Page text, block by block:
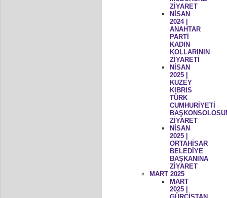
ZİYARET
NİSAN
2024 |
ANAHTAR
PARTİ
KADIN
KOLLARININ
ZİYARETİ
NİSAN
2025 |
KUZEY
KIBRIS
TÜRK
CUMHURİYETİ
ZİYARET
NİSAN
2025 |
ORTAHİSAR
BELEDİYE
BAŞKANINA
ZİYARET
MART 2025
MART
2025 |